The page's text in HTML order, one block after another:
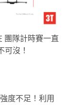
團隊計時賽一直
沒！
度不足！利用